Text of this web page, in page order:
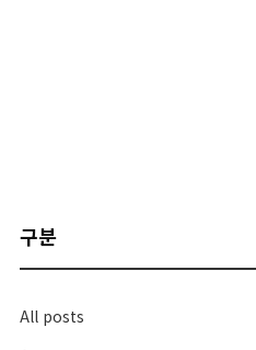
구분
All posts